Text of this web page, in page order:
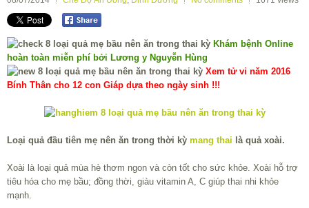
Khám bệnh Online
hoàn toàn miễn phí bởi Lương y Nguyễn Hùng
Xem tử vi năm 2016
Bính Thân cho 12 con Giáp dựa theo ngày sinh !!!
Loại quả đầu tiên mẹ nên ăn trong thời kỳ mang thai là quả xoài.
Xoài là loại quả mùa hè thơm ngon và còn tốt cho sức khỏe. Xoài hỗ trợ
tiêu hóa cho mẹ bầu; đồng thời, giàu vitamin A, C giúp thai nhi khỏe
mạnh.